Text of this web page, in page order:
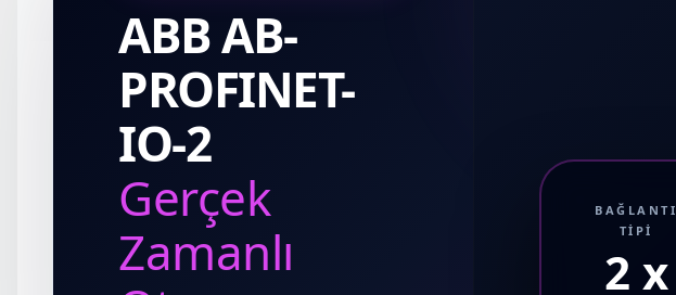
ABB AB-
PROFINET-
IO-2
Gerçek
Zamanlı
BAĞLANTI
TIPI
2 x